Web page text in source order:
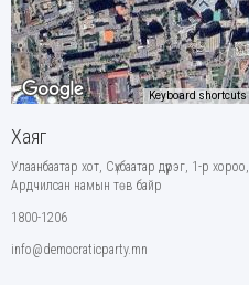
Keyboard shortcuts
Хаяг
Улаанбаатар хот, Сүхбаатар дүүрэг, 1-р хороо,
Ардчилсан намын төв байр
1800-1206
info@democraticparty.mn